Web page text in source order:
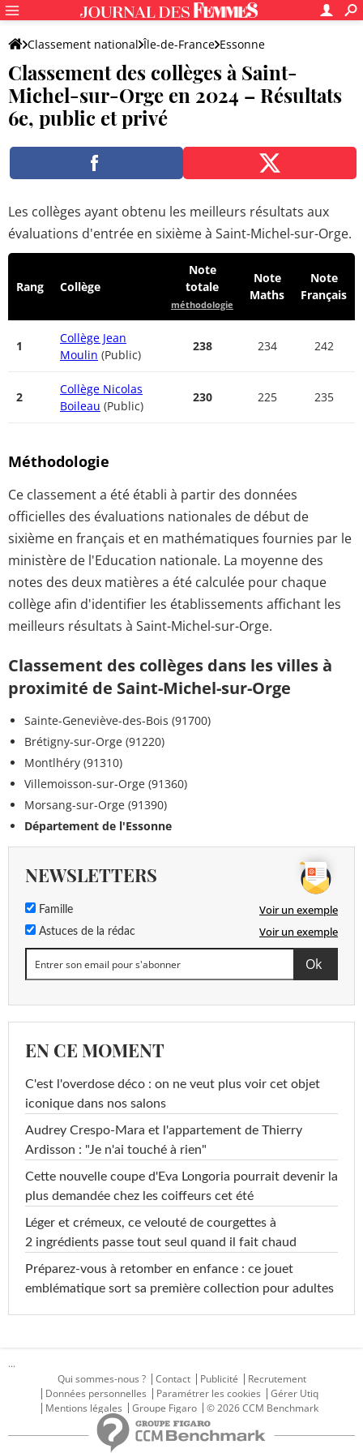
Classement national Île-de-France Essonne
Saint-Michel-sur-Orge
Classement des collèges à Saint-
Michel-sur-Orge en 2024 – Résultats
6e, public et privé
Les collèges ayant obtenu les meilleurs résultats aux
évaluations d'entrée en sixième à Saint-Michel-sur-Orge.
Rang Collège
Note
totale
méthodologie
Note
Maths
Note
Français
1
Collège Jean
Moulin (Public)
238 234 242
2
Collège Nicolas
Boileau (Public)
230 225 235
Méthodologie
Ce classement a été établi à partir des données
officielles des évaluations nationales de début de
sixième en français et en mathématiques fournies par le
ministère de l'Education nationale. La moyenne des
notes des deux matières a été calculée pour chaque
collège afin d'identifier les établissements affichant les
meilleurs résultats à Saint-Michel-sur-Orge.
Classement des collèges dans les villes à
proximité de Saint-Michel-sur-Orge
Sainte-Geneviève-des-Bois (91700)
Brétigny-sur-Orge (91220)
Montlhéry (91310)
Villemoisson-sur-Orge (91360)
Morsang-sur-Orge (91390)
Département de l'Essonne
NEWSLETTERS
Famille Voir un exemple
Astuces de la rédac Voir un exemple
EN CE MOMENT
C'est l'overdose déco : on ne veut plus voir cet objet
iconique dans nos salons
Audrey Crespo-Mara et l'appartement de Thierry
Ardisson : "Je n'ai touché à rien"
Cette nouvelle coupe d'Eva Longoria pourrait devenir la
plus demandée chez les coiffeurs cet été
Léger et crémeux, ce velouté de courgettes à
2 ingrédients passe tout seul quand il fait chaud
Préparez-vous à retomber en enfance : ce jouet
emblématique sort sa première collection pour adultes
...
Qui sommes-nous ?
Contact Publicité
Recrutement
Données personnelles
Paramétrer les cookies
Gérer Utiq
Mentions légales
Groupe Figaro © 2026 CCM Benchmark